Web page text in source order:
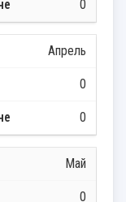
0
Апрель
0
0
Май
0